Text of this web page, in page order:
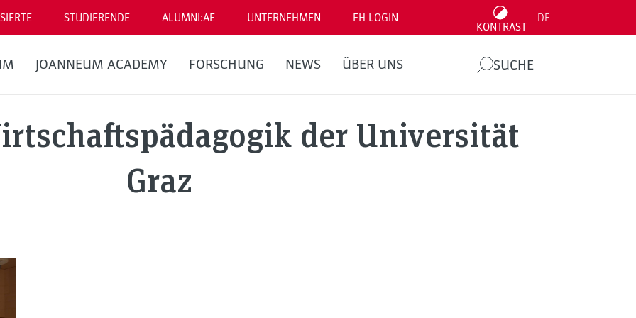
STUDIERENDE ALUMNI:AE UNTERNEHMEN FH LOGIN
KONTRAST
DE
JOANNEUM ACADEMY FORSCHUNG NEWS ÜBER UNS SUCHE
der Universität
Graz